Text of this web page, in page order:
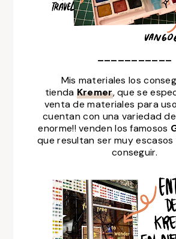
Mis materiales los
tienda Kremer, que se
venta de materiales para
cuentan con una variedad
enorme!! venden los famosos
que resultan ser muy
conseguir.